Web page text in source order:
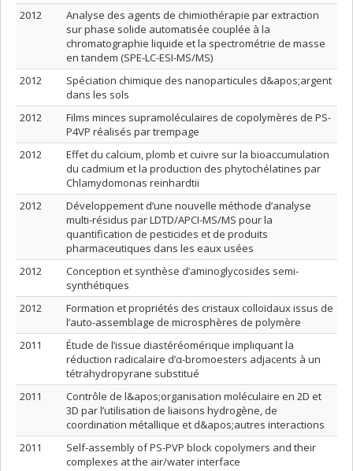
2012
Analyse des agents de chimiothérapie par extraction
sur phase solide automatisée couplée à la
chromatographie liquide et la spectrométrie de masse
en tandem (SPE-LC-ESI-MS/MS)
2012
Spéciation chimique des nanoparticules d&apos;argent
dans les sols
2012
Films minces supramoléculaires de copolymères de PS-
P4VP réalisés par trempage
2012
Effet du calcium, plomb et cuivre sur la bioaccumulation
du cadmium et la production des phytochélatines par
Chlamydomonas reinhardtii
2012
Développement d’une nouvelle méthode d’analyse
multi-résidus par LDTD/APCI-MS/MS pour la
quantification de pesticides et de produits
pharmaceutiques dans les eaux usées
2012
Conception et synthèse d’aminoglycosides semi-
synthétiques
2012
Formation et propriétés des cristaux colloïdaux issus de
l’auto-assemblage de microsphères de polymère
2011
Étude de l’issue diastéréomérique impliquant la
réduction radicalaire d’α-bromoesters adjacents à un
tétrahydropyrane substitué
2011
Contrôle de l&apos;organisation moléculaire en 2D et
3D par l’utilisation de liaisons hydrogène, de
coordination métallique et d&apos;autres interactions
2011
Self-assembly of PS-PVP block copolymers and their
complexes at the air/water interface